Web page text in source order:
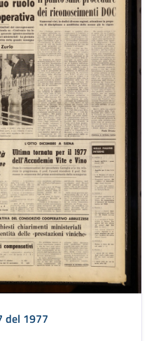
del 1977